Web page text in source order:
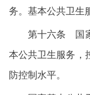
务。基本公共卫生
第十六条 国
本公共卫生服务，
防控制水平。